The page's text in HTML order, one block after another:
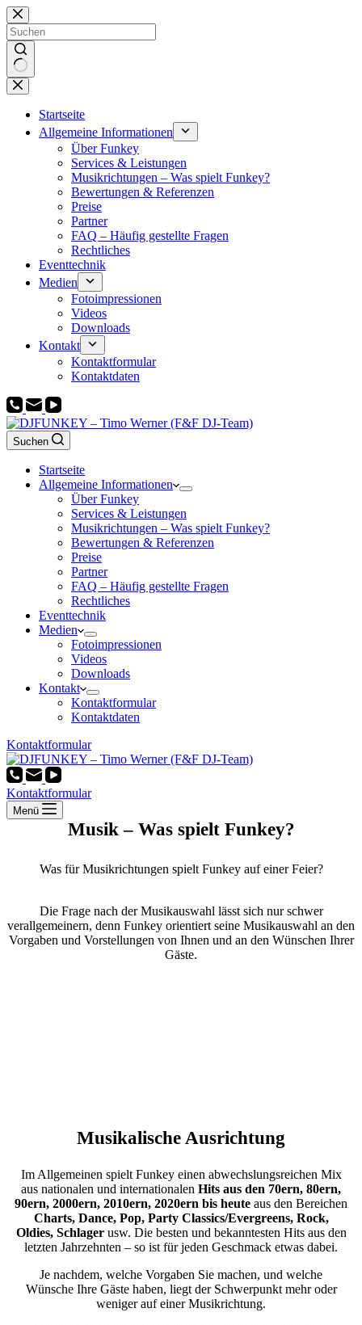
Zum
Inhalt
springen
Keine
Ergebnisse
Startseite
Allgemeine Informationen
Über Funkey
Services & Leistungen
Musikrichtungen – Was spielt Funkey?
Bewertungen & Referenzen
Preise
Partner
FAQ – Häufig gestellte Fragen
Rechtliches
Eventtechnik
Medien
Fotoimpressionen
Videos
Downloads
Kontakt
Kontaktformular
Kontaktdaten
Suchen
Startseite
Allgemeine Informationen
Über Funkey
Services & Leistungen
Musikrichtungen – Was spielt Funkey?
Bewertungen & Referenzen
Preise
Partner
FAQ – Häufig gestellte Fragen
Rechtliches
Eventtechnik
Medien
Fotoimpressionen
Videos
Downloads
Kontakt
Kontaktformular
Kontaktdaten
Kontaktformular
Kontaktformular
Menü
Musik – Was spielt Funkey?
Was für Musikrichtungen spielt Funkey auf einer Feier?
Die Frage nach der Musikauswahl lässt sich nur schwer
verallgemeinern, denn Funkey orientiert seine Musikauswahl an den
Vorgaben und Vorstellungen von Ihnen und an den Wünschen Ihrer
Gäste.
Musikalische Ausrichtung
Im Allgemeinen spielt Funkey einen abwechslungsreichen Mix
aus nationalen und internationalen Hits aus den 70ern, 80ern,
90ern, 2000ern, 2010ern, 2020ern bis heute aus den Bereichen
Charts, Dance, Pop, Party Classics/Evergreens, Rock,
Oldies, Schlagerusw. Die besten und bekanntesten Hits aus den
letzten Jahrzehnten – so ist für jeden Geschmack etwas dabei.
Je nachdem, welche Vorgaben Sie machen, und welche
Wünsche Ihre Gäste haben, liegt der Schwerpunkt mehr oder
weniger auf einer Musikrichtung.